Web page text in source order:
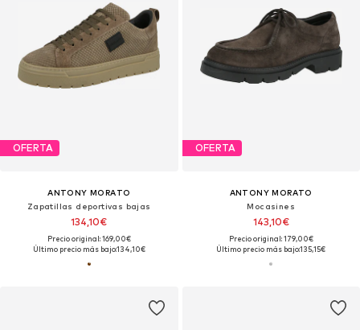
OFERTA
ANTONY MORATO
Zapatillas deportivas bajas
134,10€
Precio original: 169,00€
Último precio más bajo:134,10€
OFERTA
ANTONY MORATO
Mocasines
143,10€
Precio original: 179,00€
Último precio más bajo:135,15€